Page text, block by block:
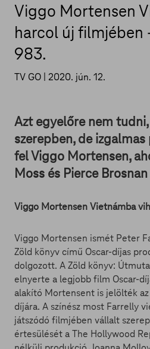
Viggo Mortensen
harcol új filmjében
983.
TV GO | 2020. jún. 12.
Azt egyelőre nem
szerepben, de
fel Viggo Mortensen,
Moss és Pierce
Viggo Mortensen Vietnámba
Viggo Mortensen ismét Peter
Zöld könyv című Oscar-díjas
dolgozott. A Zöld könyv:
elnyerte a legjobb film Oscar-
alakító Mortensent is jelölték
díjára. A színész most Farrelly
játszódó filmjében vállalt
értesülését a The Hollywood